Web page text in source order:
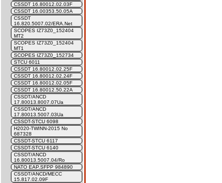
CSSDT 16.80012.02.03F
CSSDT 16.00353.50.05A
CSSDT
16.820.5007.02/ERA.Net
SCOPES IZ73Z0_152404
MT2
SCOPES IZ73Z0_152404
MT1
SCOPES IZ73Z0_152734
STCU 6011
CSSDT 16.80012.02.25F
CSSDT 16.80012.02.24F
CSSDT 16.80012.02.05F
CSSDT 16.80012.50.22A
CSSDT/ANCD
17.80013.8007.07Ua
CSSDT/ANCD
17.80013.5007.03Ua
CSSDT-STCU 6098
H2020-TWINN-2015 No
687328
CSSDT-STCU 6117
CSSDT-STCU 6140
CSSDT/ANCD
16.80013.5007.04/Ro
NATO EAP.SFPP 984890
CSSDT/ANCD/MECC
15.817.02.09F